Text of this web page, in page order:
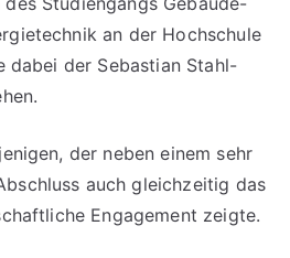
an der Hochschule
dabei der Sebastian Stahl-
der neben einem sehr
auch gleichzeitig das
Engagement zeigte.